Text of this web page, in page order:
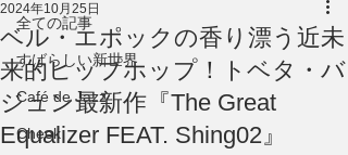
全ての記事
すばらしい新世界
Café de Jazz
Cheek
ベル・エポックの香り漂う近未
来的ヒップホップ！トベタ・バ
ジュン最新作『The Great
Equalizer FEAT. Shing02』
2024年10月25日